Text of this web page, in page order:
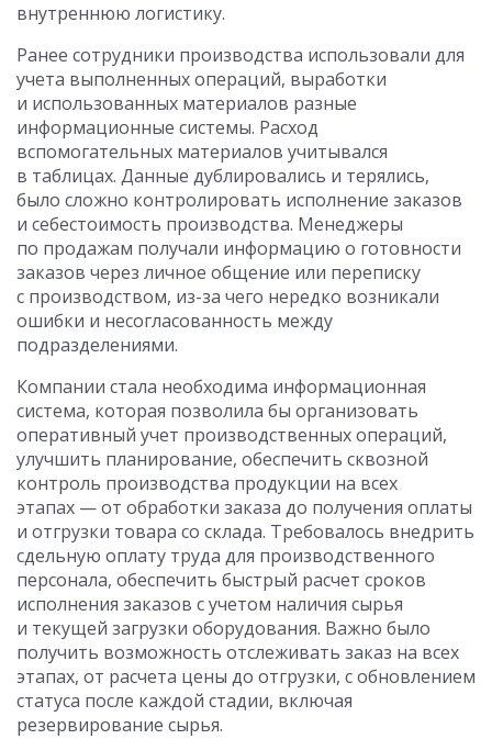
внутреннюю логистику.
Ранее сотрудники производства использовали для
учета выполненных операций, выработки
и использованных материалов разные
информационные системы. Расход
вспомогательных материалов учитывался
в таблицах. Данные дублировались и терялись,
было сложно контролировать исполнение заказов
и себестоимость производства. Менеджеры
по продажам получали информацию о готовности
заказов через личное общение или переписку
с производством, из-за чего нередко возникали
ошибки и несогласованность между
подразделениями.
Компании стала необходима информационная
система, которая позволила бы организовать
оперативный учет производственных операций,
улучшить планирование, обеспечить сквозной
контроль производства продукции на всех
этапах — от обработки заказа до получения оплаты
и отгрузки товара со склада. Требовалось внедрить
сдельную оплату труда для производственного
персонала, обеспечить быстрый расчет сроков
исполнения заказов с учетом наличия сырья
и текущей загрузки оборудования. Важно было
получить возможность отслеживать заказ на всех
этапах, от расчета цены до отгрузки, с обновлением
статуса после каждой стадии, включая
резервирование сырья.